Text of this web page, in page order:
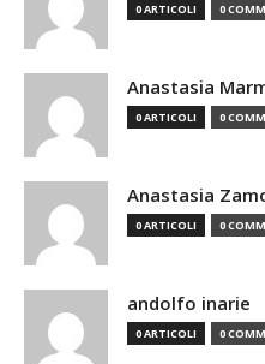
0 ARTICOLI 0
Anastasia
0 ARTICOLI 0
Anastasia
0 ARTICOLI 0
andolfo inarie
0 ARTICOLI 0